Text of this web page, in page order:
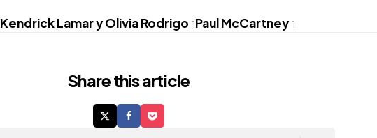
Kendrick Lamar y Olivia Rodrigo 1Paul McCartney 1
Sharethis article